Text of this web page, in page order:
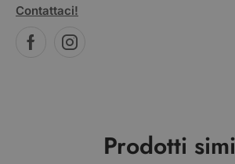
Contattaci!
Prodotti